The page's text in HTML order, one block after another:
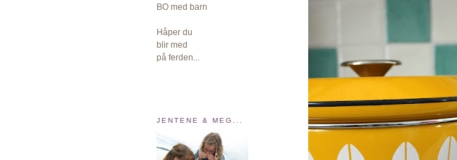
BO med barn
Håper du
blir med
på ferden...
JENTENE & MEG...